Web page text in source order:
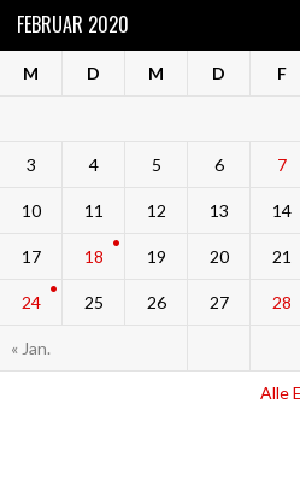
FEBRUAR 2020
M D M D F
« Jan.
3 4 5 6 7
10 11 12 13 14
17 18 19 20 21
24 25 26 27 28
Alle